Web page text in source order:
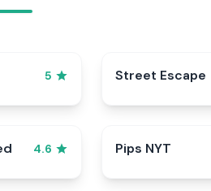
5 Street Escape
4.6 Pips NYT